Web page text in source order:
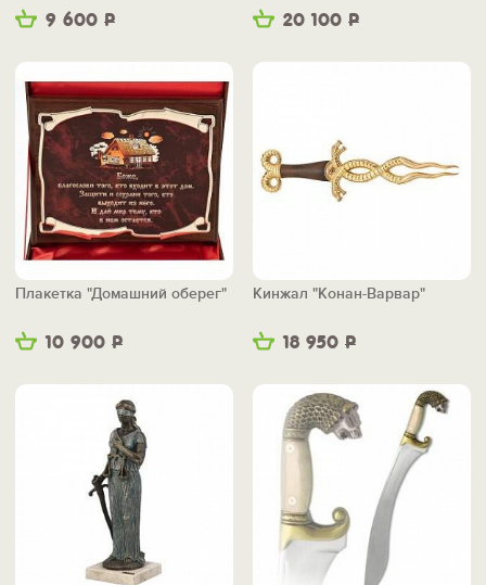
9 600 Р 20 100 Р
10 900 Р
Плакетка "Домашний оберег"
18 950 Р
Кинжал "Конан-Варвар"